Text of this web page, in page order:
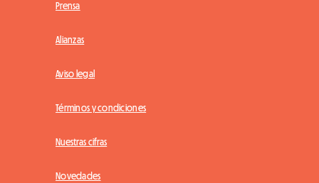
Prensa
Alianzas
Aviso legal
Términos y condiciones
Nuestras cifras
Novedades